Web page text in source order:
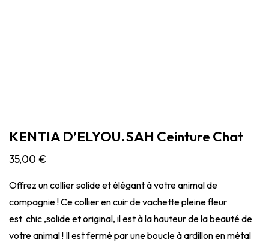
KENTIA D’ELYOU.SAH Ceinture Chat
35,00 €
Offrez un collier solide et élégant à votre animal de
compagnie ! Ce collier en cuir de vachette pleine fleur
est chic ,solide et original, il est à la hauteur de la beauté de
votre animal ! Il est fermé par une boucle à ardillon en métal